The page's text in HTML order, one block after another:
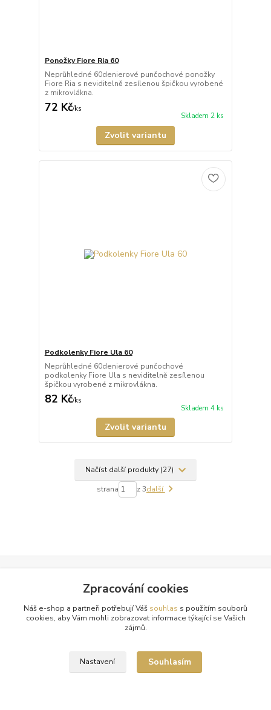
Ponožky Fiore Ria 60
Neprůhledné 60denierové punčochové ponožky
Fiore Ria s neviditelně zesílenou špičkou vyrobené
z mikrovlákna.
72 Kč/ks
Skladem 2 ks
Zvolit variantu
Podkolenky Fiore Ula 60
Neprůhledné 60denierové punčochové
podkolenky Fiore Ula s neviditelně zesílenou
špičkou vyrobené z mikrovlákna.
82 Kč/ks
Skladem 4 ks
Zvolit variantu
Načíst další produkty (27)
strana z 3další
Doprava zdarma od 1500 Kč
Tradice a spolehlivost
Zpracování cookies
Náš e-shop a partneři potřebují Váš souhlas s použitím souborů
cookies, aby Vám mohli zobrazovat informace týkající se Vašich
zájmů.
Nastavení Souhlasím